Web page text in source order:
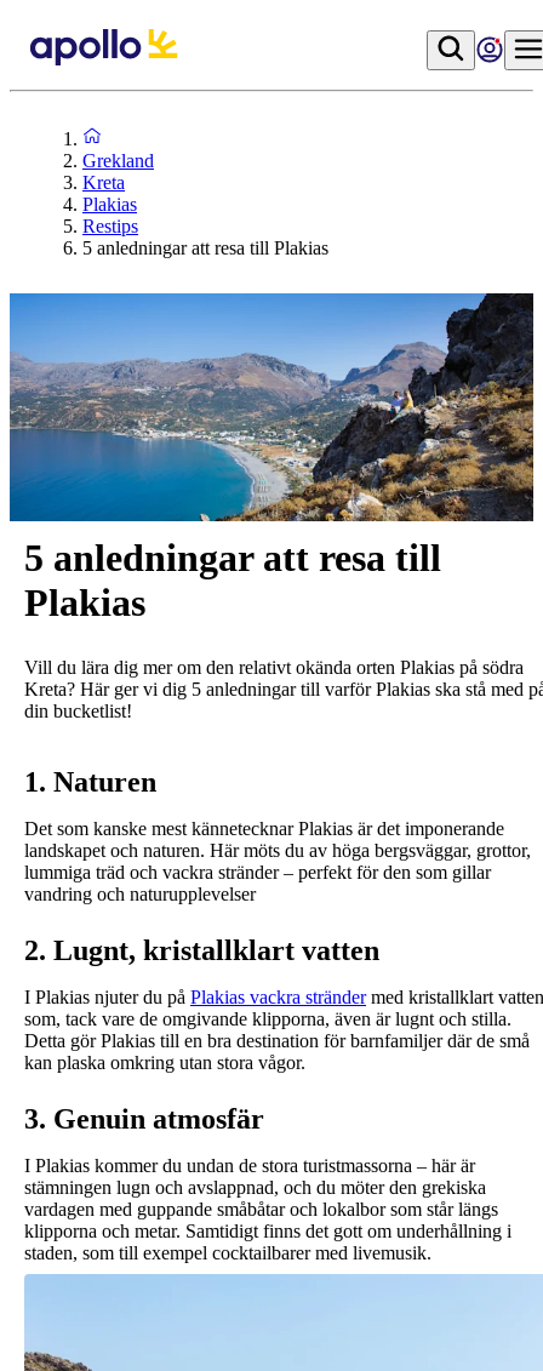
Grekland
Kreta
Plakias
Restips
5 anledningar att resa till Plakias
5 anledningar att resa till
Plakias
Vill du lära dig mer om den relativt okända orten Plakias på södra
Kreta? Här ger vi dig 5 anledningar till varför Plakias ska stå med
din bucketlist!
1. Naturen
Det som kanske mest kännetecknar Plakias är det imponerande
landskapet och naturen. Här möts du av höga bergsväggar, grottor,
lummiga träd och vackra stränder – perfekt för den som gillar
vandring och naturupplevelser
2. Lugnt, kristallklart vatten
I Plakias njuter du på Plakias vackra strändermed kristallklart vatten
som, tack vare de omgivande klipporna, även är lugnt och stilla.
Detta gör Plakias till en bra destination för barnfamiljer där de små
kan plaska omkring utan stora vågor.
3. Genuin atmosfär
I Plakias kommer du undan de stora turistmassorna – här är
stämningen lugn och avslappnad, och du möter den grekiska
vardagen med guppande småbåtar och lokalbor som står längs
klipporna och metar. Samtidigt finns det gott om underhållning i
staden, som till exempel cocktailbarer med livemusik.